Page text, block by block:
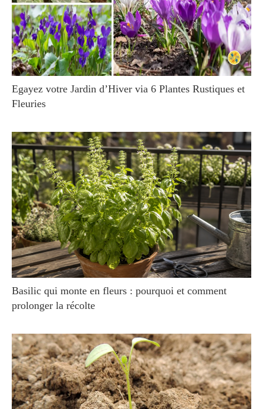
Egayez votre Jardin d’Hiver via 6 Plantes Rustiques et
Fleuries
Basilic qui monte en fleurs : pourquoi et comment
prolonger la récolte